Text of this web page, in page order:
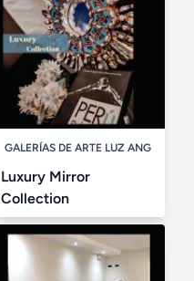
GALERÍAS DE ARTE LUZ ANG
Luxury Mirror
Collection